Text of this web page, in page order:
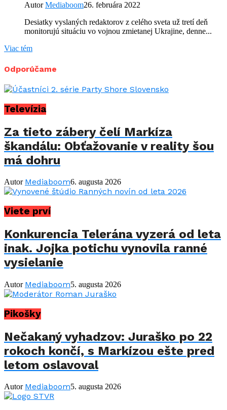
AutorMediaboom26. februára 2022
Desiatky vyslaných redaktorov z celého sveta už tretí deň
monitorujú situáciu vo vojnou zmietanej Ukrajine, denne...
Viac tém
Odporúčame
Televízia
Za tieto zábery čelí Markíza
škandálu: Obťažovanie v reality šou
má dohru
Autor Mediaboom6. augusta 2026
Viete prví
Konkurencia Telerána vyzerá od leta
inak. Jojka potichu vynovila ranné
vysielanie
Autor Mediaboom5. augusta 2026
Pikošky
Nečakaný vyhadzov: Juraško po 22
rokoch končí, s Markízou ešte pred
letom oslavoval
Autor Mediaboom5. augusta 2026